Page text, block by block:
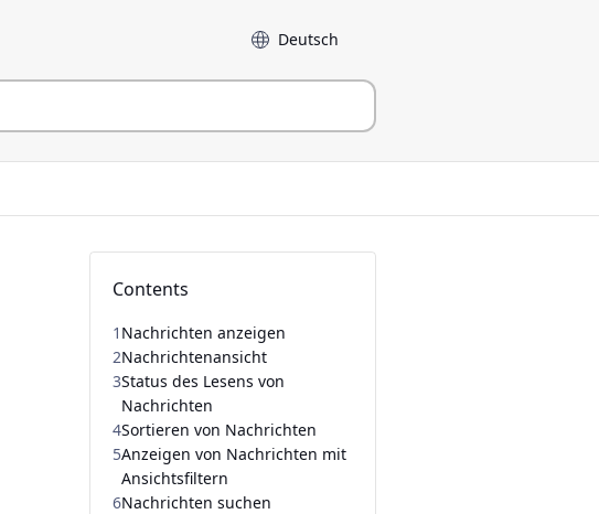
Sprache
Contents
1 Nachrichten anzeigen
2Nachrichtenansicht
3Status des Lesens von
Nachrichten
4Sortieren von Nachrichten
5Anzeigen von Nachrichten mit
Ansichtsfiltern
6Nachrichten suchen